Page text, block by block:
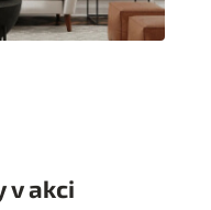
v akci